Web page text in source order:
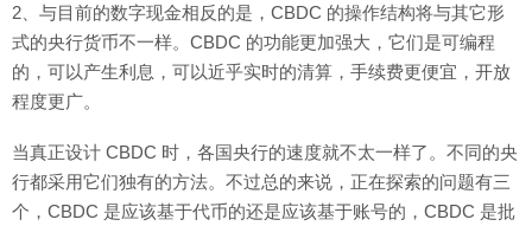
2、与目前的数字现金相反的是，CBDC 的操作结构将与其它形
式的央行货币不一样。CBDC 的功能更加强大，它们是可编程
的，可以产生利息，可以近乎实时的清算，手续费更便宜，开放
程度更广。
当真正设计 CBDC 时，各国央行的速度就不太一样了。不同的央
行都采用它们独有的方法。不过总的来说，正在探索的问题有三
个，CBDC 是应该基于代币的还是应该基于账号的，CBDC 是批